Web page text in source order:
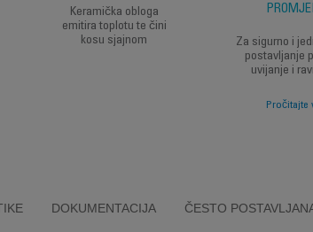
Keramička obloga
emitira toplotu te čini
kosu sjajnom
Za sigurno i
postavljanje
uvijanje i
Pročitajte
DOKUMENTACIJA ČESTO